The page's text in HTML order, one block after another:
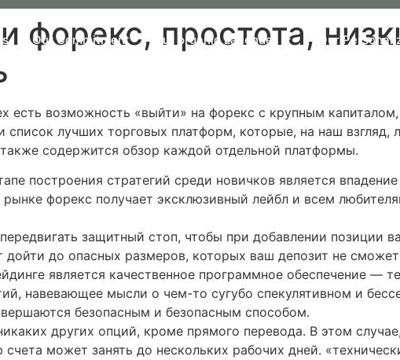
Our Commitment Our organic Lavender Our
форекс, простота,
есть возможность «выйти» на форекс с крупным
лучших торговых платформ, которые, на наш взгляд,
содержится обзор каждой отдельной платформы.
построения стратегий среди новичков является
рынке форекс получает эксклюзивный лейбл и всем
защитный стоп, чтобы при добавлении позиции
до опасных размеров, которых ваш депозит не
является качественное программное обеспечение —
навевающее мысли о чем-то сугубо спекулятивном и
безопасным и безопасным способом.
других опций, кроме прямого перевода. В этом
может занять до нескольких рабочих дней.